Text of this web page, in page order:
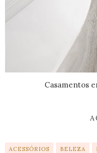
Casamentos
ACESSÓRIOS BELEZA